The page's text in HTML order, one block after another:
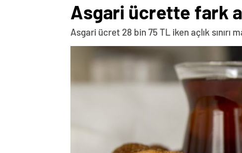
Asgari ücrette fark
Asgari ücret 28 bin 75 TL iken açlık sınırı